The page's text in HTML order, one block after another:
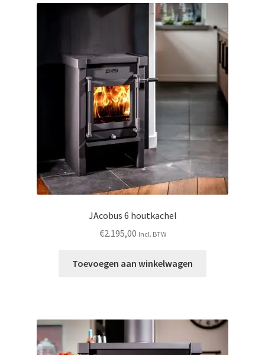
JAcobus 6 houtkachel
€2.195,00 Incl. BTW
Toevoegen aan winkelwagen